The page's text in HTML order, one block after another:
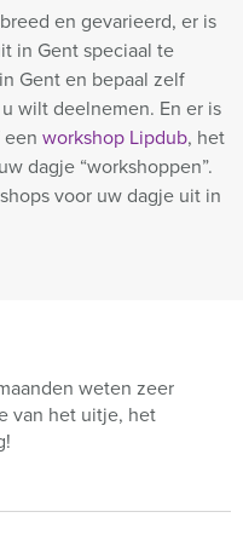
en gevarieerd, er is
in Gent speciaal te
Gent en bepaal zelf
wilt deelnemen. En er is
workshop Lipdub, het
dagje “workshoppen”.
voor uw dagje uit in
weten zeer
van het uitje, het